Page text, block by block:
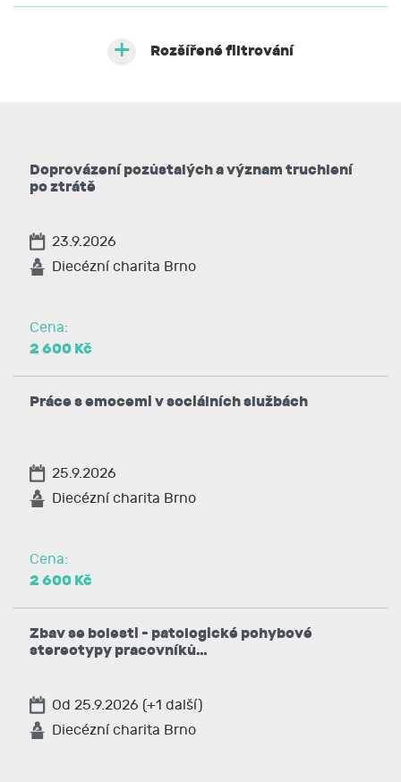
Rozšířené filtrování
Doprovázení pozůstalých a význam truchlení
po ztrátě
23.9.2026
Diecézní charita Brno
Cena:
2 600 Kč
Práce s emocemi v sociálních službách
25.9.2026
Diecézní charita Brno
Cena:
2 600 Kč
Zbav se bolesti - patologické pohybové
stereotypy pracovníků…
Od 25.9.2026 (+1 další)
Diecézní charita Brno